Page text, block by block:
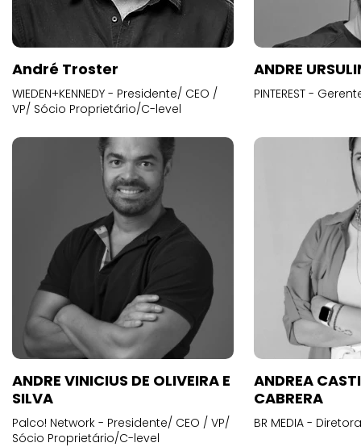
André Troster
WIEDEN+KENNEDY - Presidente/ CEO /
VP/ Sócio Proprietário/C-level
ANDRE
PINTEREST -
ANDRE VINICIUS DE OLIVEIRA E
SILVA
Palco! Network - Presidente/ CEO / VP/
Sócio Proprietário/C-level
ANDREA
CABRERA
BR MEDIA -